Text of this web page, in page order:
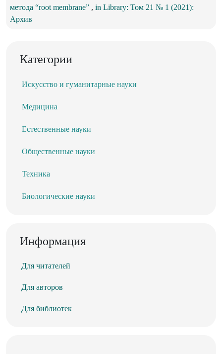
метода “root membrane” , in Library: Том 21 № 1 (2021):
Архив
Категории
Искусство и гуманитарные науки
Медицина
Естественные науки
Общественные науки
Техника
Биологические науки
Информация
Для читателей
Для авторов
Для библиотек